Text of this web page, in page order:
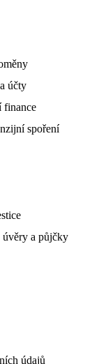
účty
finance
spoření
úvěry a půjčky
údajů